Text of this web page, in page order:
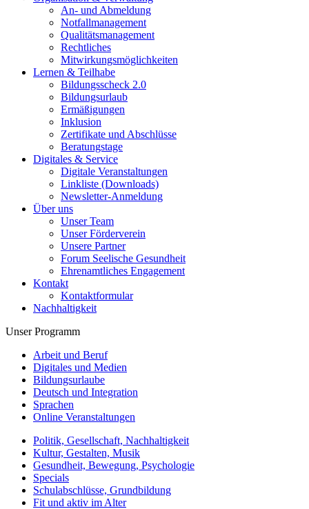
An- und Abmeldung
Notfallmanagement
Qualitätsmanagement
Rechtliches
Mitwirkungsmöglichkeiten
Lernen & Teilhabe
Bildungsscheck 2.0
Bildungsurlaub
Ermäßigungen
Inklusion
Zertifikate und Abschlüsse
Beratungstage
Digitales & Service
Digitale Veranstaltungen
Linkliste (Downloads)
Newsletter-Anmeldung
Über uns
Unser Team
Unser Förderverein
Unsere Partner
Forum Seelische Gesundheit
Ehrenamtliches Engagement
Kontakt
Kontaktformular
Nachhaltigkeit
Unser Programm
Arbeit und Beruf
Digitales und Medien
Bildungsurlaube
Deutsch und Integration
Sprachen
Online Veranstaltungen
Politik, Gesellschaft, Nachhaltigkeit
Kultur, Gestalten, Musik
Gesundheit, Bewegung, Psychologie
Specials
Schulabschlüsse, Grundbildung
Fit und aktiv im Alter